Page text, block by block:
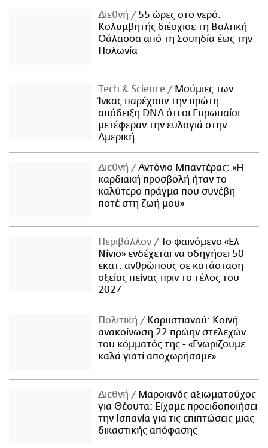
Διεθνή
55 ώρες στο νερό:
Κολυμβητής διέσχισε τη Βαλτική
Θάλασσα από τη Σουηδία έως την
Πολωνία
Τech & Science
Μούμιες των
Ίνκας παρέχουν την πρώτη
απόδειξη DNA ότι οι Ευρωπαίοι
μετέφεραν την ευλογιά στην
Αμερική
Διεθνή
Αντόνιο Μπαντέρας: «Η
καρδιακή προσβολή ήταν το
καλύτερο πράγμα που συνέβη
ποτέ στη ζωή μου»
Περιβάλλον
Το φαινόμενο «Ελ
Νίνιο» ενδέχεται να οδηγήσει 50
εκατ. ανθρώπους σε κατάσταση
οξείας πείνας πριν το τέλος του
2027
Πολιτική
Καρυστιανού: Κοινή
ανακοίνωση 22 πρώην στελεχών
του κόμματός της - «Γνωρίζουμε
καλά γιατί αποχωρήσαμε»
Διεθνή
Μαροκινός αξιωματούχος
για Θέουτα: Είχαμε προειδοποιήσει
την Ισπανία για τις επιπτώσεις μιας
δικαστικής απόφασης